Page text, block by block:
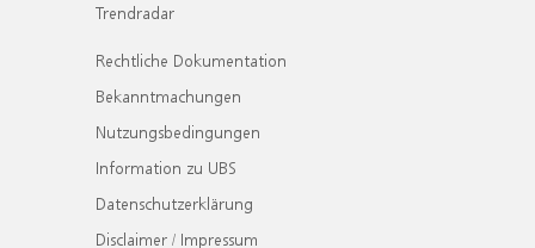
Trendradar
Rechtliche Dokumentation
Bekanntmachungen
Nutzungsbedingungen
Information zu UBS
Datenschutzerklärung
Disclaimer / Impressum